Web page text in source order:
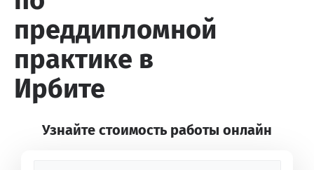
преддипломной
практике в
Ирбите
Узнайте стоимость работы онлайн